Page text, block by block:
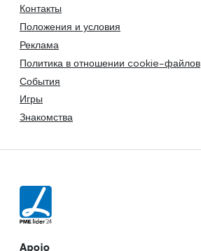
Контакты
Положения и условия
Реклама
Политика в отношении cookie-файлов
События
Игры
Знакомства
Apoio